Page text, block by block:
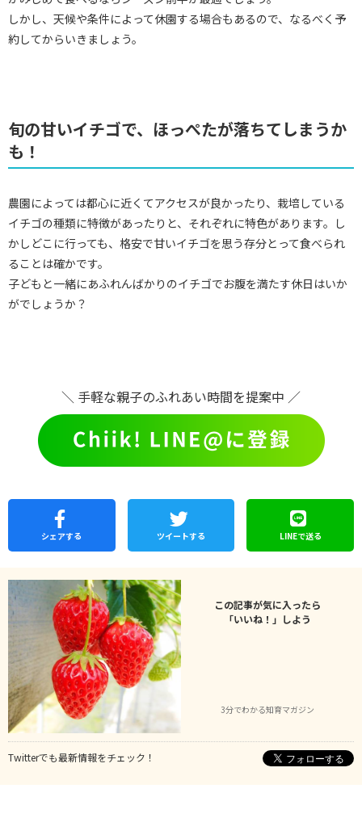
しかし、天候や条件によって休園する場合もあるので、なるべく予
約してからいきましょう。
旬の甘いイチゴで、ほっぺたが落ちてしまうか
も！
農園によっては都心に近くてアクセスが良かったり、栽培している
イチゴの種類に特徴があったりと、それぞれに特色があります。し
かしどこに行っても、格安で甘いイチゴを思う存分とって食べられ
ることは確かです。
子どもと一緒にあふれんばかりのイチゴでお腹を満たす休日はいか
がでしょうか？
＼ 手軽な親子のふれあい時間を提案中 ／
シェアする ツイートする LINEで送る
この記事が気に入ったら
「いいね！」しよう
3分でわかる知育マガジン
Twitterでも最新情報をチェック！